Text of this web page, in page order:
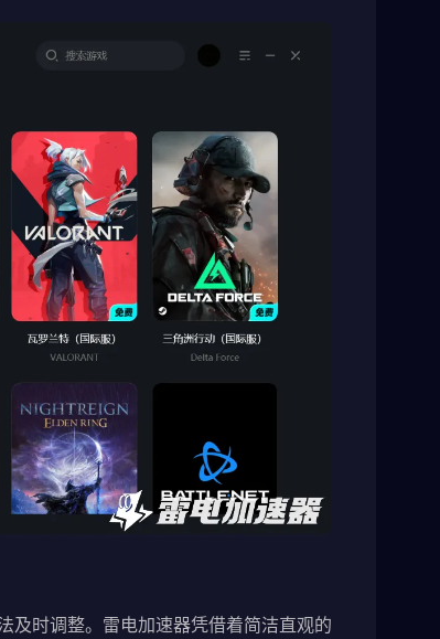
及时调整。雷电加速器凭借着简洁直观的